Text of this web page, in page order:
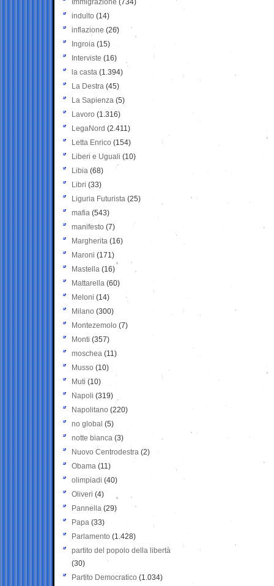
Immigrazione (734)
indulto (14)
inflazione (26)
Ingroia (15)
Interviste (16)
la casta (1.394)
La Destra (45)
La Sapienza (5)
Lavoro (1.316)
LegaNord (2.411)
Letta Enrico (154)
Liberi e Uguali (10)
Libia (68)
Libri (33)
Liguria Futurista (25)
mafia (543)
manifesto (7)
Margherita (16)
Maroni (171)
Mastella (16)
Mattarella (60)
Meloni (14)
Milano (300)
Montezemolo (7)
Monti (357)
moschea (11)
Musso (10)
Muti (10)
Napoli (319)
Napolitano (220)
no global (5)
notte bianca (3)
Nuovo Centrodestra (2)
Obama (11)
olimpiadi (40)
Oliveri (4)
Pannella (29)
Papa (33)
Parlamento (1.428)
partito del popolo della libertà
(30)
Partito Democratico (1.034)